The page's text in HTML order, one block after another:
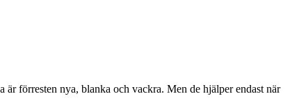
förresten nya, blanka och vackra. Men de hjälper endast när